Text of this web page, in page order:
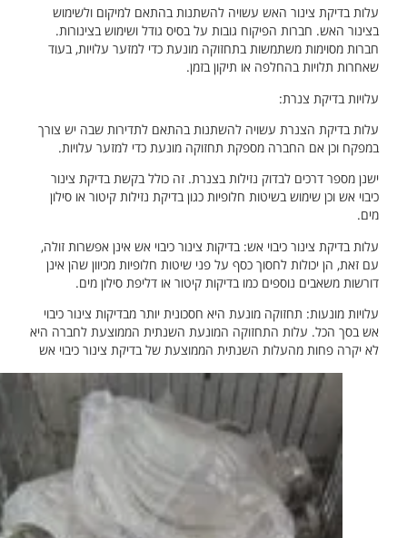
עלות בדיקת צינור האש עשויה להשתנות בהתאם למיקום ולשימוש
בצינור האש. חברות הפיקוח גובות על בסיס גודל ושימוש בצינורות.
חברות מסוימות משתמשות בתחזוקה מונעת כדי למזער עלויות, בעוד
שאחרות תלויות בהחלפה או תיקון בזמן.
עלויות בדיקת צנרת:
עלות בדיקת הצנרת עשויה להשתנות בהתאם לתדירות שבה יש צורך
במפקח וכן אם החברה מספקת תחזוקה מונעת כדי למזער עלויות.
ישנן מספר דרכים לבדוק נזילות בצנרת. זה כולל בקשת בדיקת צינור
כיבוי אש וכן שימוש בשיטות חלופיות כגון בדיקת נזילות קיטור או סילון
מים.
עלות בדיקת צינור כיבוי אש: בדיקות צינור כיבוי אש אינן אפשרות זולה,
עם זאת, הן יכולות לחסוך כסף על פני שיטות חלופיות מכיוון שהן אינן
דורשות משאבים נוספים כמו בדיקות קיטור או דליפת סילון מים.
עלויות מונעות: תחזוקה מונעת היא חסכונית יותר מבדיקות צינור כיבוי
אש בסך הכל. עלות התחזוקה המונעת השנתית הממוצעת לחברה היא
לא יקרה פחות מהעלות השנתית הממוצעת של בדיקת צינור כיבוי אש